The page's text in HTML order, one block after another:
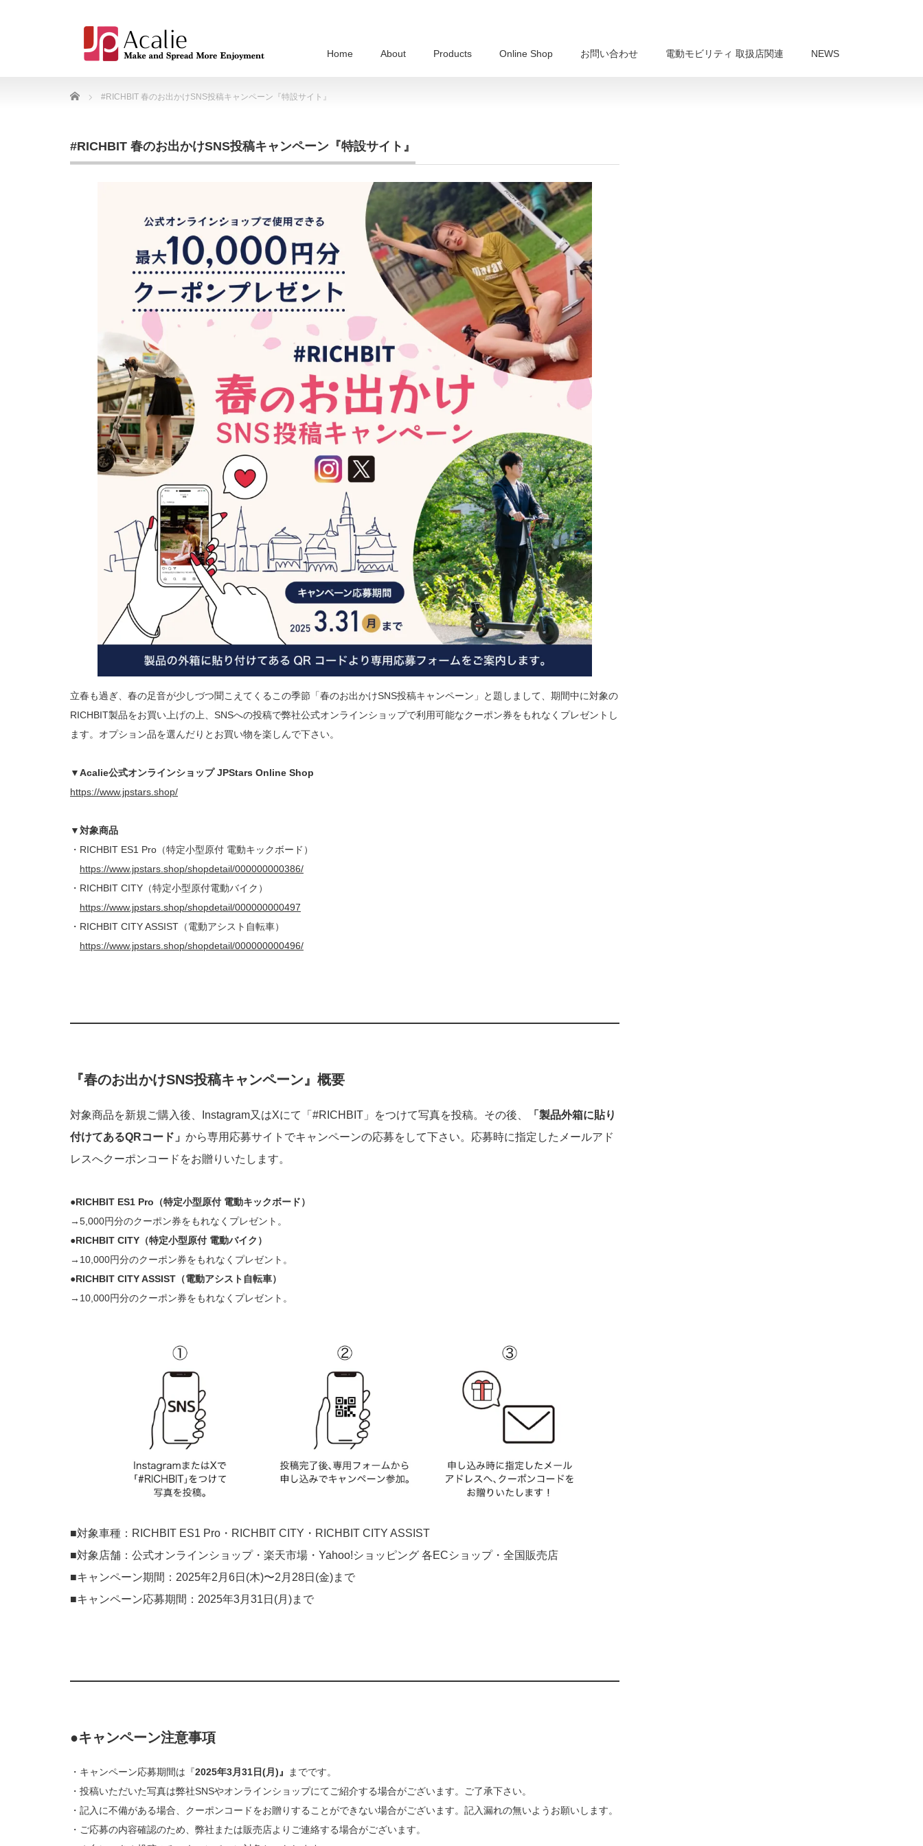
Home About Products Online Shop お問い合わせ 電動モビリティ 取扱店関連 NEWS
Home #RICHBIT 春のお出かけSNS投稿キャンペーン『特設サイト』
#RICHBIT 春のお出かけSNS投稿キャンペーン『特設サイト』
立春も過ぎ、春の足音が少しづつ聞こえてくるこの季節「春のお出かけSNS投稿キャンペーン」と題しまして、期間中に対象の
RICHBIT製品をお買い上げの上、SNSへの投稿で弊社公式オンラインショップで利用可能なクーポン券をもれなくプレゼントし
ます。オプション品を選んだりとお買い物を楽しんで下さい。
▼Acalie公式オンラインショップ JPStars Online Shop
https://www.jpstars.shop/
▼対象商品
・RICHBIT ES1 Pro（特定小型原付 電動キックボード）
https://www.jpstars.shop/shopdetail/000000000386/
・RICHBIT CITY（特定小型原付電動バイク）
https://www.jpstars.shop/shopdetail/000000000497
・RICHBIT CITY ASSIST（電動アシスト自転車）
https://www.jpstars.shop/shopdetail/000000000496/
『春のお出かけSNS投稿キャンペーン』概要
対象商品を新規ご購入後、Instagram又はXにて「#RICHBIT」をつけて写真を投稿。その後、
「製品外箱に貼り
付けてあるQRコード」 から専用応募サイトでキャンペーンの応募をして下さい。応募時に指定したメールアド
レスへクーポンコードをお贈りいたします。
●RICHBIT ES1 Pro（特定小型原付 電動キックボード）
→5,000円分のクーポン券をもれなくプレゼント。
●RICHBIT CITY（特定小型原付 電動バイク）
→10,000円分のクーポン券をもれなくプレゼント。
●RICHBIT CITY ASSIST（電動アシスト自転車）
→10,000円分のクーポン券をもれなくプレゼント。
■対象車種：RICHBIT ES1 Pro・RICHBIT CITY・RICHBIT CITY ASSIST
■対象店舗：公式オンラインショップ・楽天市場・Yahoo!ショッピング 各ECショップ・全国販売店
■キャンペーン期間：2025年2月6日(木)〜2月28日(金)まで
■キャンペーン応募期間：2025年3月31日(月)まで
●キャンペーン注意事項
・キャンペーン応募期間は『2025年3月31日(月)』
までです。
・投稿いただいた写真は弊社SNSやオンラインショップにてご紹介する場合がございます。ご了承下さい。
・記入に不備がある場合、クーポンコードをお贈りすることができない場合がございます。記入漏れの無いようお願いします。
・ご応募の内容確認のため、弊社または販売店よりご連絡する場合がございます。